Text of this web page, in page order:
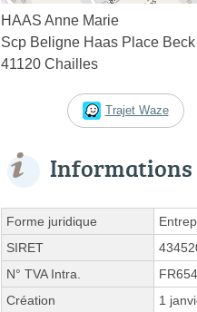
HAAS Anne Marie
Scp Beligne Haas Place
41120 Chailles
Trajet Waze
Informations
Forme juridique
SIRET
N° TVA Intra.
Création
1